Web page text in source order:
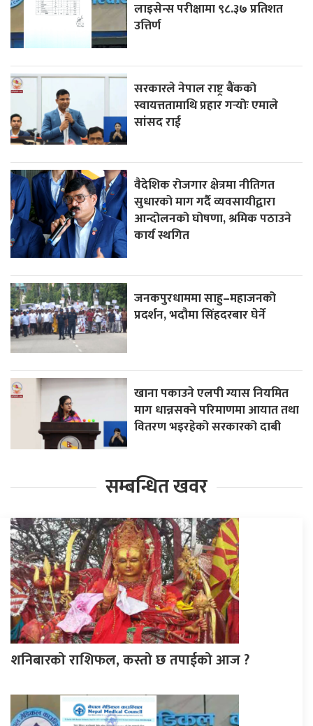
लाइसेन्स परीक्षामा ९८.३७ प्रतिशत
उत्तिर्ण
सरकारले नेपाल राष्ट्र बैंकको
स्वायत्ततामाथि प्रहार गर्‍योः एमाले
सांसद राई
वैदेशिक रोजगार क्षेत्रमा नीतिगत
सुधारको माग गर्दै व्यवसायीद्वारा
आन्दोलनको घोषणा, श्रमिक पठाउने
कार्य स्थगित
जनकपुरधाममा साहु–महाजनको
प्रदर्शन, भदौमा सिंहदरबार घेर्ने
खाना पकाउने एलपी ग्यास नियमित
माग धान्नसक्ने परिमाणमा आयात तथा
वितरण भइरहेको सरकारको दाबी
सम्बन्धित खवर
शनिबारको राशिफल, कस्तो छ तपाईको आज ?